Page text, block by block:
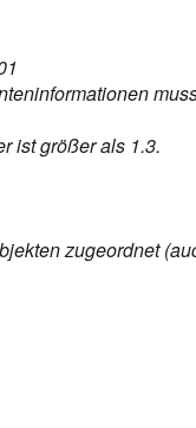
ist größer als 1.3.
zugeordnet